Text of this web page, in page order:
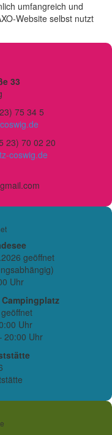
umfangreich und
-Website selbst nutzt
33
75 34 5
23) 70 02 20
coswig.de
geöffnet
Uhr
Uhr
20:00 Uhr